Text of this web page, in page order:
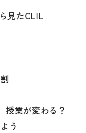
見たCLIL
業が変わる？
う